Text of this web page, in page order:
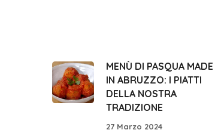
MENÙ DI PASQUA MADE
IN ABRUZZO: I PIATTI
DELLA NOSTRA
TRADIZIONE
27 Marzo 2024